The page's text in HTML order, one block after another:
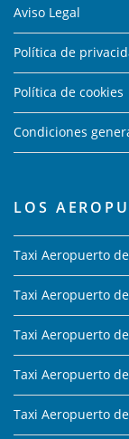
Aviso Legal
Política de
Política de cookies
Condiciones
LOS
Taxi Aeropuerto
Taxi Aeropuerto
Taxi Aeropuerto
Taxi Aeropuerto
Taxi Aeropuerto